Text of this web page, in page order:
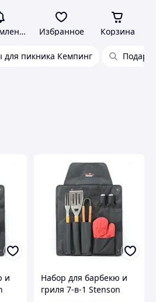
Избранное Корзина
для пикника Кемпинг
и
Набор для барбекю и
гриля 7-в-1 Stenson